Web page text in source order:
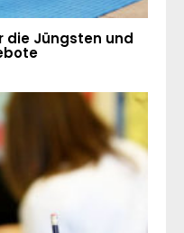
die Jüngsten und